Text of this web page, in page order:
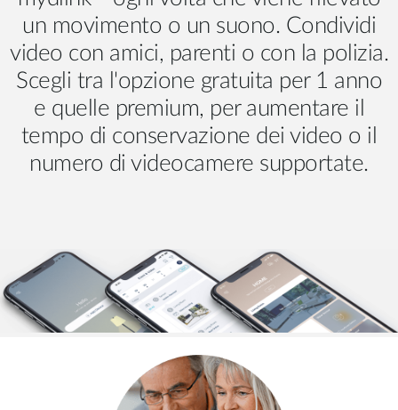
un movimento o un suono. Condividi
video con amici, parenti o con la polizia.
Scegli tra l'opzione gratuita per 1 anno
e quelle premium, per aumentare il
tempo di conservazione dei video o il
numero di videocamere supportate.